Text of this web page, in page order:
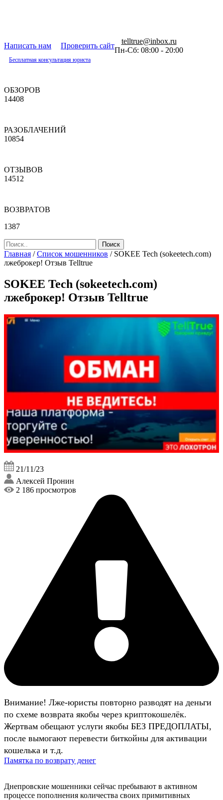
Написать нам Проверить сайт
telltrue@inbox.ru
Пн-Сб: 08:00 - 20:00
Бесплатная консультация юриста
ОБЗОРОВ
14408
РАЗОБЛАЧЕНИЙ
10854
ОТЗЫВОВ
14512
ВОЗВРАТОВ
1387
Главная /Список мошенников / SOKEE Tech (sokeetech.com)
лжеброкер! Отзыв Telltrue
SOKEE Tech (sokeetech.com)
лжеброкер! Отзыв Telltrue
21/11/23
Алексей Пронин
2 186 просмотров
Внимание! Лже-юристы повторно разводят на деньги
по схеме возврата якобы через криптокошелёк.
Жертвам обещают услуги якобы БЕЗ ПРЕДОПЛАТЫ,
после вымогают перевести биткойны для активации
кошелька и т.д.
Памятка по возврату денег
Днепровские мошенники сейчас пребывают в активном
процессе пополнения количества своих примитивных